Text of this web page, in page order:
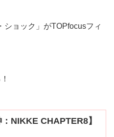
ショック」がTOPfocusフィ
NIKKE CHAPTER8】